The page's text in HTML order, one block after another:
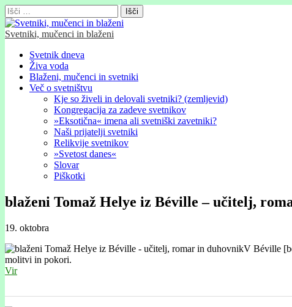
Išči:
Svetniki, mučenci in blaženi
Glavni
meni
Skip
content
Svetnik dneva
Živa voda
Blaženi, mučenci in svetniki
Več o svetništvu
Kje so živeli in delovali svetniki? (zemljevid)
Kongregacija za zadeve svetnikov
»Eksotična« imena ali svetniški zavetniki?
Naši prijatelji svetniki
Relikvije svetnikov
»Svetost danes«
Slovar
Piškotki
blaženi Tomaž Helye iz Béville – učitelj,
19. oktobra
V Béville
molitvi in pokori.
Vir